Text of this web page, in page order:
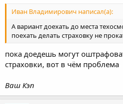
Иван Владимирович написал(а):
А вариант доехать до места
поехать делать страховку не
пока доедешь могут
страховки, вот в чём проблема
Ваш Кэп